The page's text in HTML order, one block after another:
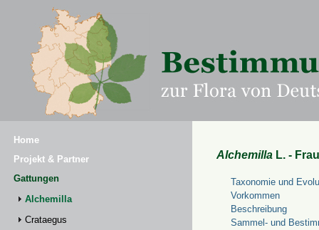
Home
Projekt & Partner
Gattungen
Alchemilla
Crataegus
Alchemilla L. -
Taxonomie und
Vorkommen
Beschreibung
Sammel- und